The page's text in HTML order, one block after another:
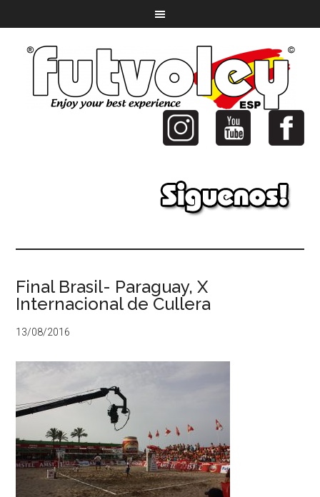
Final Brasil- Paraguay, X
Internacional de Cullera
13/08/2016